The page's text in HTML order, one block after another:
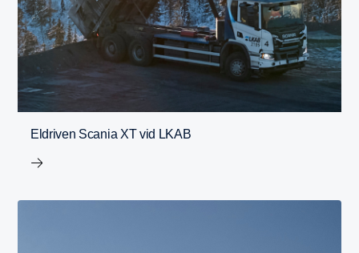
Eldriven Scania XT vid LKAB